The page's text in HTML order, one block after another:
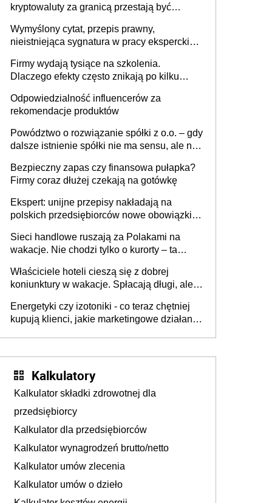
kryptowaluty za granicą przestają być
Wymyślony cytat, przepis prawny,
nieistniejąca sygnatura w pracy eksperckiej -
firmie
Firmy wydają tysiące na szkolenia.
Dlaczego efekty często znikają po kilku
Odpowiedzialność influencerów za
rekomendacje produktów
Powództwo o rozwiązanie spółki z o.o. – gdy
dalsze istnienie spółki nie ma sensu, ale nie
Bezpieczny zapas czy finansowa pułapka?
Firmy coraz dłużej czekają na gotówkę
Ekspert: unijne przepisy nakładają na
polskich przedsiębiorców nowe obowiązki w
Sieci handlowe ruszają za Polakami na
wakacje. Nie chodzi tylko o kurorty – ta
tam, gdzie wielu spędzi urlop po cichu
Właściciele hoteli cieszą się z dobrej
koniunktury w wakacje. Spłacają długi, ale
Energetyki czy izotoniki - co teraz chętniej
kupują klienci, jakie marketingowe działania
Kalkulatory
Kalkulator składki zdrowotnej dla
przedsiębiorcy
Kalkulator dla przedsiębiorców
Kalkulator wynagrodzeń brutto/netto
Kalkulator umów zlecenia
Kalkulator umów o dzieło